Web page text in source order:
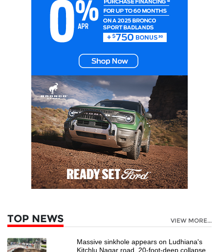
TOP NEWS VIEW MORE...
Massive sinkhole appears on Ludhiana's
Kitchlu Nagar road, 20-foot-deep collapse